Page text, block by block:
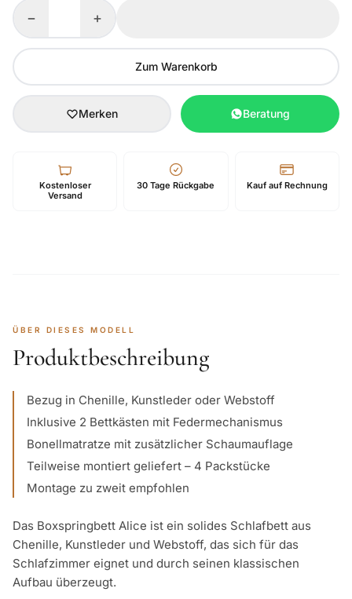
− +
Zum Warenkorb
Merken Beratung
Kostenloser
Versand
30 Tage Rückgabe Kauf auf Rechnung
ÜBER DIESES MODELL
Produktbeschreibung
Bezug in Chenille, Kunstleder oder Webstoff
Inklusive 2 Bettkästen mit Federmechanismus
Bonellmatratze mit zusätzlicher Schaumauflage
Teilweise montiert geliefert – 4 Packstücke
Montage zu zweit empfohlen
Das Boxspringbett Alice ist ein solides Schlafbett aus
Chenille, Kunstleder und Webstoff, das sich für das
Schlafzimmer eignet und durch seinen klassischen
Aufbau überzeugt.